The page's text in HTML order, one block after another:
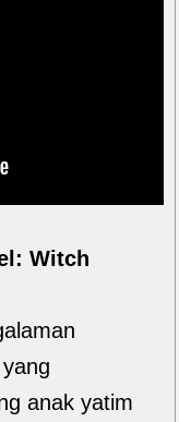
Witch
anak yatim